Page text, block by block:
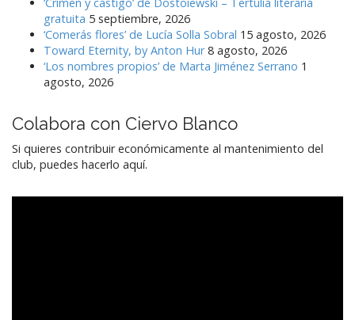
gratuita 5 septiembre, 2026
‘Comerás flores’ de Lucía Solla Sobral 15 agosto, 2026
Toward Eternity, by Anton Hur 8 agosto, 2026
‘Los nombres propios’ de Marta Jiménez Serrano 1
agosto, 2026
Colabora con Ciervo Blanco
Si quieres contribuir económicamente al mantenimiento del
club, puedes hacerlo aquí.